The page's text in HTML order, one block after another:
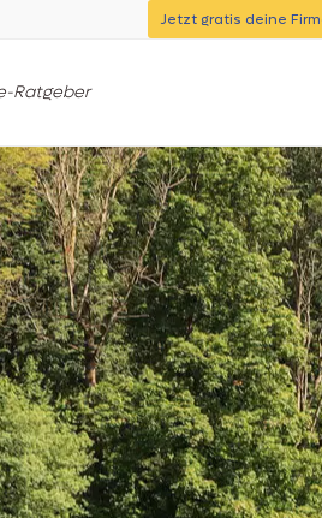
Jetzt gratis deine
Ratgeber